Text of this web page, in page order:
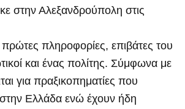
στην Αλεξανδρούπολη στις
πληροφορίες, επιβάτες του
και ένας πολίτης. Σύμφωνα με
για πραξικοπηματίες που
Ελλάδα ενώ έχουν ήδη